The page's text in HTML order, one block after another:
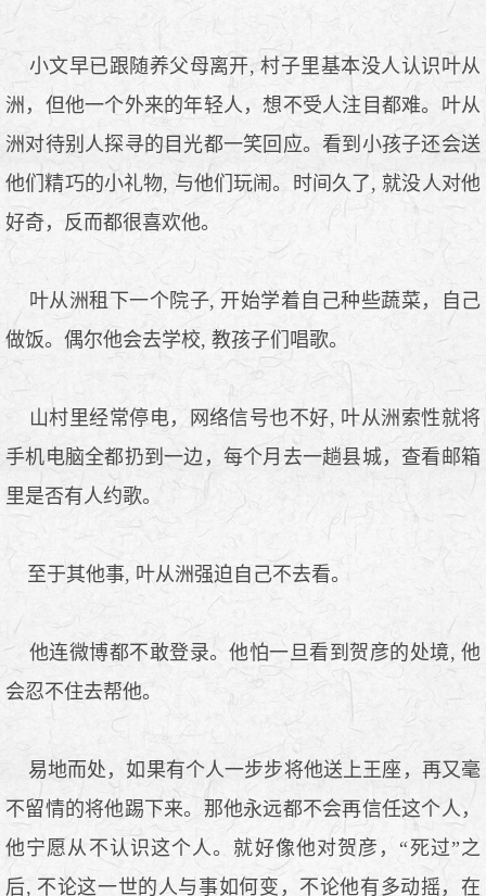
小文早已跟随养父母离开, 村子里基本没人认识叶从
洲，但他一个外来的年轻人，想不受人注目都难。叶从
洲对待别人探寻的目光都一笑回应。看到小孩子还会送
他们精巧的小礼物, 与他们玩闹。时间久了, 就没人对他
好奇，反而都很喜欢他。
叶从洲租下一个院子, 开始学着自己种些蔬菜，自己
做饭。偶尔他会去学校, 教孩子们唱歌。
山村里经常停电，网络信号也不好, 叶从洲索性就将
手机电脑全都扔到一边，每个月去一趟县城，查看邮箱
里是否有人约歌。
至于其他事, 叶从洲强迫自己不去看。
他连微博都不敢登录。他怕一旦看到贺彦的处境, 他
会忍不住去帮他。
易地而处，如果有个人一步步将他送上王座，再又毫
不留情的将他踢下来。那他永远都不会再信任这个人，
他宁愿从不认识这个人。就好像他对贺彦，“死过”之
后, 不论这一世的人与事如何变，不论他有多动摇，在